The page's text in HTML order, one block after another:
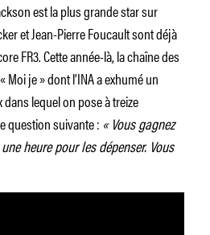
est la plus grande star sur
et Jean-Pierre Foucault sont déjà
FR3. Cette année-là, la chaîne des
Moi je » dont l’INA a exhumé un
lequel on pose à treize
question suivante : « Vous gagnez
heure pour les dépenser. Vous